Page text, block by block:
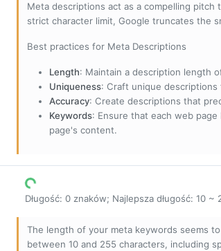
Meta descriptions act as a compelling
strict character limit, Google truncates the
Best practices for Meta Descriptions
Length: Maintain a description length
Uniqueness: Craft unique
Accuracy: Create descriptions that
Keywords: Ensure that each web
page's content.
Długość: 0 znaków; Najlepsza długość: 10 ~
The length of your meta keywords seems
between 10 and 255 characters, including